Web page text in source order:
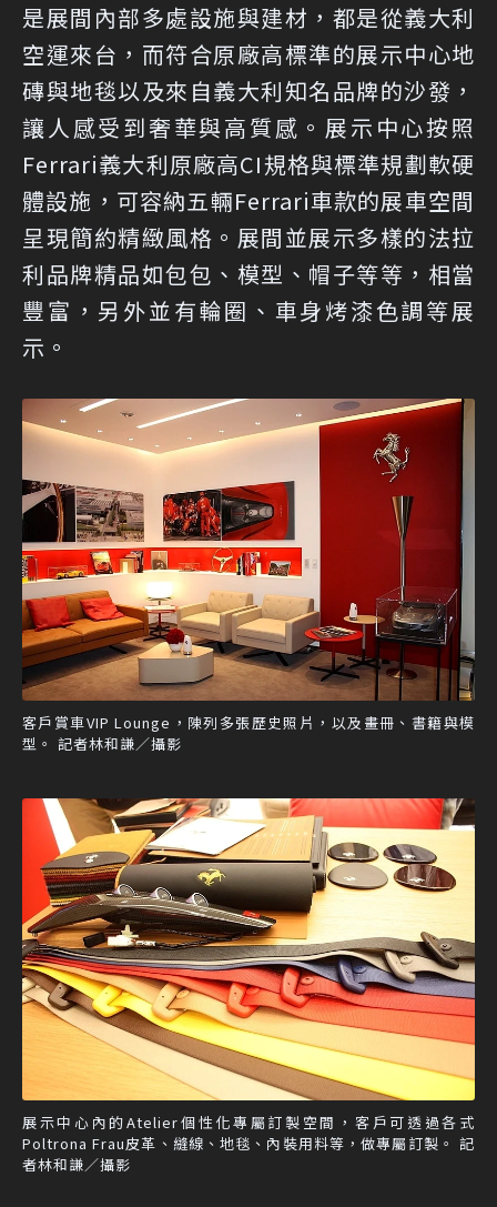
是展間內部多處設施與建材，都是從義大利
空運來台，而符合原廠高標準的展示中心地
磚與地毯以及來自義大利知名品牌的沙發，
讓人感受到奢華與高質感。展示中心按照
Ferrari義大利原廠高CI規格與標準規劃軟硬
體設施，可容納五輛Ferrari車款的展車空間
呈現簡約精緻風格。展間並展示多樣的法拉
利品牌精品如包包、模型、帽子等等，相當
豐富，另外並有輪圈、車身烤漆色調等展
示。
客戶賞車VIP Lounge，陳列多張歷史照片，以及畫冊、書籍與模
型。 記者林和謙／攝影
展示中心內的Atelier個性化專屬訂製空間，客戶可透過各式
Poltrona Frau皮革、縫線、地毯、內裝用料等，做專屬訂製。 記
者林和謙／攝影